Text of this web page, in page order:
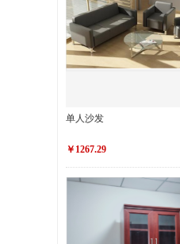
单人沙发
￥1267.29